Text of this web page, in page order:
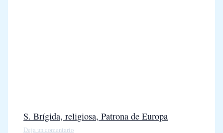
S. Brígida, religiosa, Patrona de Europa
Deja un comentario